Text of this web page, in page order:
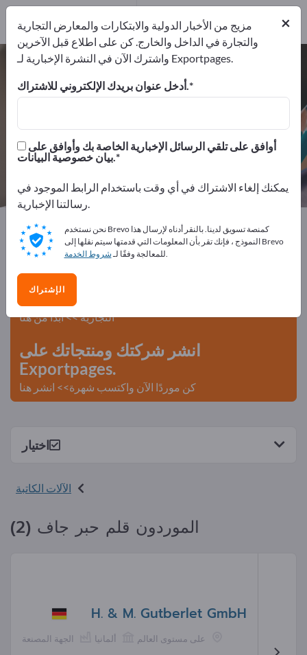
قلم حبر جاف – اعثر على الشركات
المصنعة والموردين
موزعون
من المصنعين1
موزعون 1
Exportpages مستلزمات المكاتب
الآلات الكاتبة
قلم حبر جاف
الاحتياجات – العروض – السلع المستعملة – جهات الاتصال
التجارية >> ابدأ من هنا
انشر شركتك ومنتجاتك على
Exportpages.
كن موردًا الآن واكتسب شهرة>> انشر هنا
اختيار
الآلات الكاتبة
الموردون قلم حبر جاف (2)
H. & M. Gutberlet GmbH
الجهة المصنعة ألمانيا على مستوى العالم
×
مزيج من الأخبار الدولية والابتكارات والمعارض التجارية
والتجارة في الداخل والخارج. كن على اطلاع قبل الآخرين
واشترك الآن في النشرة الإخبارية لـ Exportpages.
أدخل عنوان بريدك الإلكتروني للاشتراك.
بيان خصوصية البيانات.
يمكنك إلغاء الاشتراك في أي وقت باستخدام الرابط الموجود في
رسالتنا الإخبارية.
نحن نستخدم Brevo كمنصة تسويق لدينا. بالنقر أدناه لإرسال هذا
النموذج ، فإنك تقر بأن المعلومات التي قدمتها سيتم نقلها إلى Brevo
للمعالجة وفقًا لـشروط الخدمة .
الإشتراك